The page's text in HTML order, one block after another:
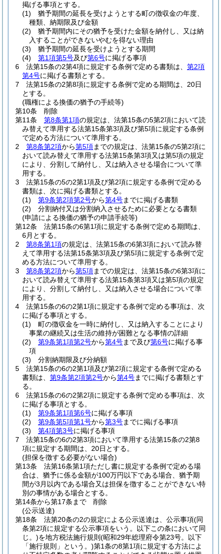
掲げる事項とする。
(1)
猶予期間の延長を受けようとする町の徴収金の年度、
種類、納期限及び金額
(2)
猶予期間内にその猶予を受けた金額を納付し、又は納
入することができないやむを得ない理由
(3)
猶予期間の延長を受けようとする期間
(4)
第1項第5号及び第6号に掲げる事項
6
法第15条の2第4項に規定する条例で定める書類は、 第2項
第4号に掲げる書類とする。
7
法第15条の2第8項に規定する条例で定める期間は、20日
とする。
(職権による換価の猶予の手続等)
第10条
削除
第11条
第8条第1項の規定は、法第15条の5第2項において読
み替えて準用する法第15条第3項及び第5項に規定する条例
で定める方法について準用する。
2
第8条第2項から第5項までの規定は、法第15条の5第2項に
おいて読み替えて準用する法第15条第3項又は第5項の規定
により、分割して納付し、又は納入させる場合について準
用する。
3
法第15条の5の2第1項及び第2項に規定する条例で定める
書類は、次に掲げる書類とする。
(1)
第9条第2項第2号から第4号までに掲げる書類
(2)
分割納付又は分割納入させるために必要となる書類
(申請による換価の猶予の申請手続等)
第12条
法第15条の6第1項に規定する条例で定める期間は、
6月とする。
2
第8条第1項の規定は、法第15条の6第3項において読み替
えて準用する法第15条第3項及び第5項に規定する条例で定
める方法について準用する。
3
第8条第2項から第5項までの規定は、法第15条の6第3項に
おいて読み替えて準用する法第15条第3項又は第5項の規定
により、分割して納付し、又は納入させる場合について準
用する。
4
法第15条の6の2第1項に規定する条例で定める事項は、次
に掲げる事項とする。
(1)
町の徴収金を一時に納付し、又は納入することにより
事業の継続又は生活の維持が困難となる事情の詳細
(2)
第9条第1項第2号から第4号まで及び第6号に掲げる事
項
(3)
分割納期限及び分納額
5
法第15条の6の2第1項及び第2項に規定する条例で定める
書類は、 第9条第2項第2号から第4号までに掲げる書類とす
る。
6
法第15条の6の2第2項に規定する条例で定める事項は、次
に掲げる事項とする。
(1)
第9条第1項第6号に掲げる事項
(2)
第9条第5項第1号から第3号までに掲げる事項
(3)
第4項第3号に掲げる事項
7
法第15条の6の2第3項において準用する法第15条の2第8
項に規定する期間は、20日とする。
(担保を徴する必要がない場合)
第13条
法第16条第1項ただし書に規定する条例で定める場
合は、猶予に係る金額が100万円以下である場合、猶予期
間が3月以内である場合又は担保を徴することができない特
別の事情がある場合とする。
第14条から第17条まで
削除
(公示送達)
第18条
法第20条の2の規定による公示送達は、公示事項(同
条第2項に規定する公示事項をいう。以下この条において同
じ。)を地方税法施行規則 (昭和29年総理府令第23号。以下
「施行規則」という。)第1条の8第1項に規定する方法によ